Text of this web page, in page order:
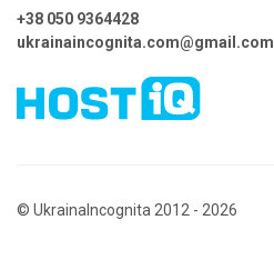
+38 050 9364428
ukrainaincognita.com@gmail.com
© UkrainaIncognita 2012 - 2026